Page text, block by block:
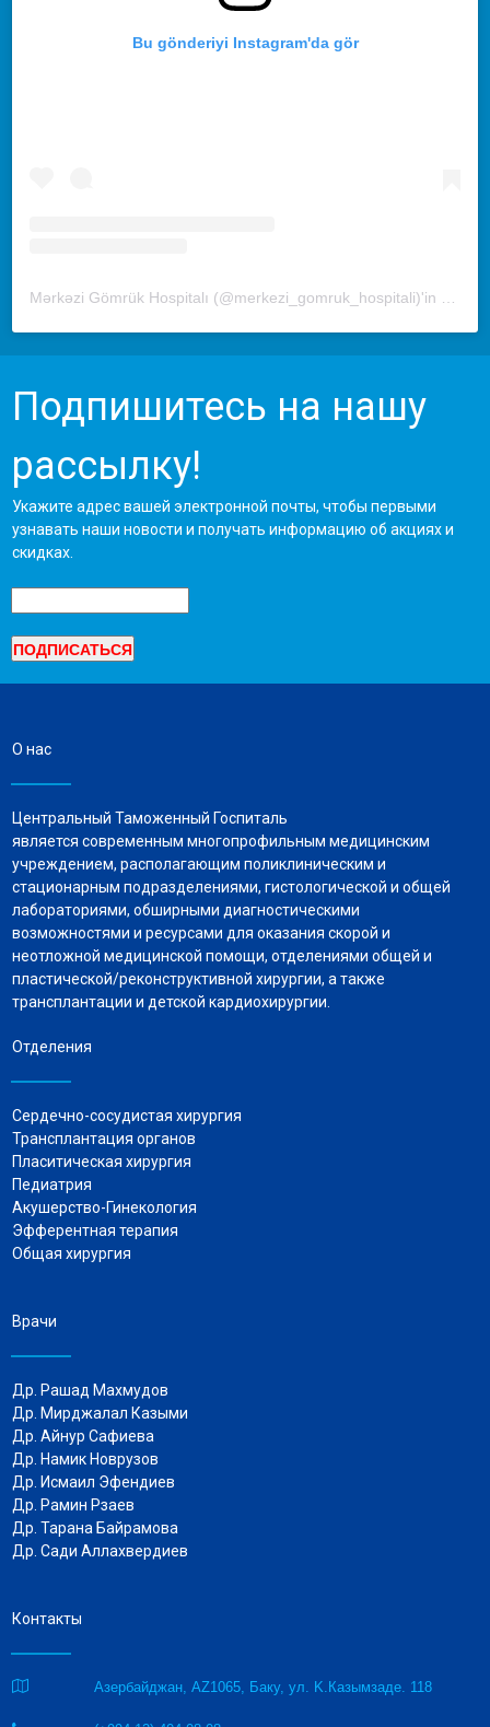
Bu gönderiyi Instagram'da gör
Подпишитесь на нашу
рассылку!
Укажите адрес вашей электронной почты, чтобы первыми
узнавать наши новости и получать информацию об акциях и
скидках.
О нас
Центральный Таможенный Госпиталь
является современным многопрофильным медицинским
учреждением, располагающим поликлиническим и
стационарным подразделениями, гистологической и общей
лабораториями, обширными диагностическими
возможностями и ресурсами для оказания скорой и
неотложной медицинской помощи, отделениями общей и
пластической/реконструктивной хирургии, а также
трансплантации и детской кардиохирургии.
Отделения
Сердечно-сосудистая хирургия
Трансплантация органов
Пласитическая хирургия
Педиатрия
Акушерство-Гинекология
Эфферентная терапия
Общая хирургия
Врачи
Др. Рашад Махмудов
Др. Мирджалал Казыми
Др. Айнур Сафиева
Др. Намик Новрузов
Др. Исмаил Эфендиев
Др. Рамин Рзаев
Др. Тарана Байрамова
Др. Сади Аллахвердиев
Контакты
 Азербайджан, AZ1065, Баку, ул. K.Казымзаде. 118